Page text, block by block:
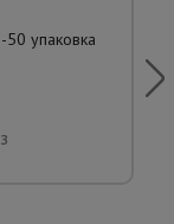
50 упаковка